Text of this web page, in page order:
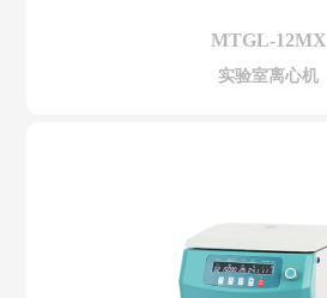
MTGL-12MX
实验室离心机